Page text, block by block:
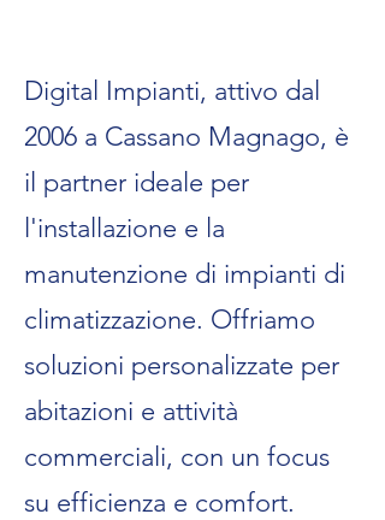
Digital Impianti, attivo dal
2006 a Cassano Magnago, è
il partner ideale per
l'installazione e la
manutenzione di impianti di
climatizzazione. Offriamo
soluzioni personalizzate per
abitazioni e attività
commerciali, con un focus
su efficienza e comfort.